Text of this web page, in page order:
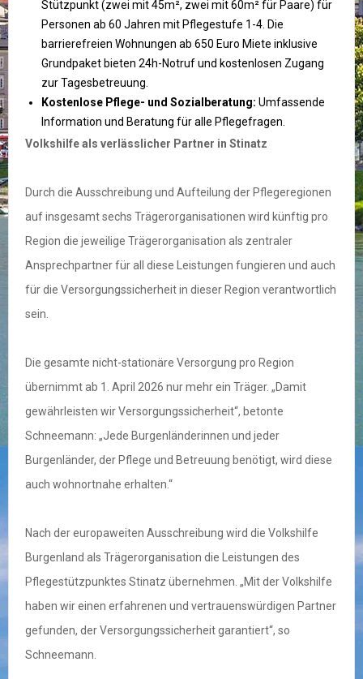
Stützpunkt (zwei mit 45m², zwei mit 60m² für Paare) für
Personen ab 60 Jahren mit Pflegestufe 1-4. Die
barrierefreien Wohnungen ab 650 Euro Miete inklusive
Grundpaket bieten 24h-Notruf und kostenlosen Zugang
zur Tagesbetreuung.
Kostenlose Pflege- und Sozialberatung: Umfassende
Information und Beratung für alle Pflegefragen.
Volkshilfe als verlässlicher Partner in Stinatz
Durch die Ausschreibung und Aufteilung der Pflegeregionen
auf insgesamt sechs Trägerorganisationen wird künftig pro
Region die jeweilige Trägerorganisation als zentraler
Ansprechpartner für all diese Leistungen fungieren und auch
für die Versorgungssicherheit in dieser Region verantwortlich
sein.
Die gesamte nicht-stationäre Versorgung pro Region
übernimmt ab 1. April 2026 nur mehr ein Träger. „Damit
gewährleisten wir Versorgungssicherheit“, betonte
Schneemann: „Jede Burgenländerinnen und jeder
Burgenländer, der Pflege und Betreuung benötigt, wird diese
auch wohnortnahe erhalten.“
Nach der europaweiten Ausschreibung wird die Volkshilfe
Burgenland als Trägerorganisation die Leistungen des
Pflegestützpunktes Stinatz übernehmen. „Mit der Volkshilfe
haben wir einen erfahrenen und vertrauenswürdigen Partner
gefunden, der Versorgungssicherheit garantiert“, so
Schneemann.